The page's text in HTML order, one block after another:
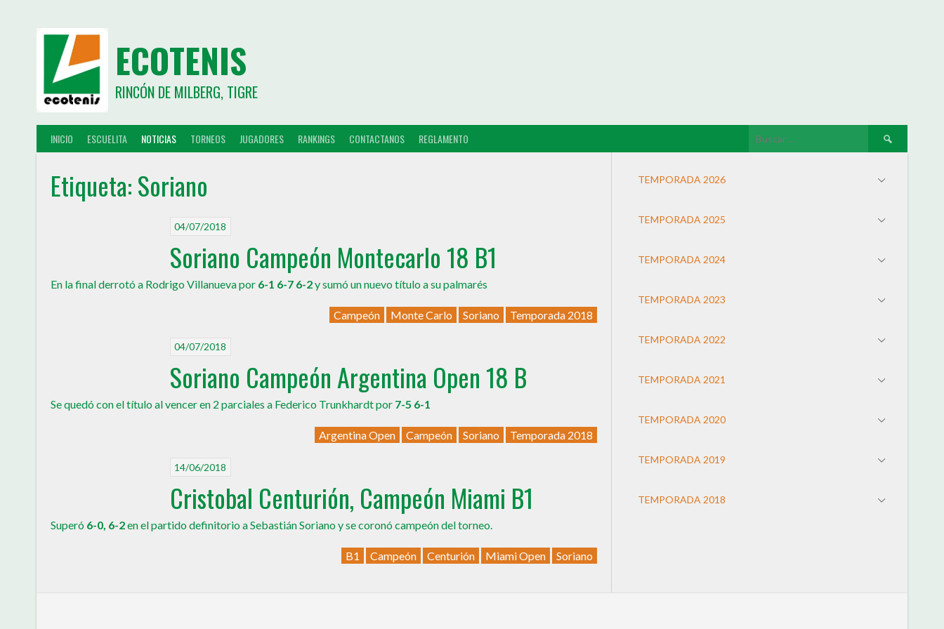
ECOTENIS
RINCÓN DE MILBERG, TIGRE
INICIO ESCUELITA NOTICIAS TORNEOS JUGADORES RANKINGS CONTACTANOS REGLAMENTO
Etiqueta:Soriano
04/07/2018
Soriano Campeón Montecarlo 18 B1
En la final derrotó a Rodrigo Villanueva por 6-1 6-7 6-2y sumó un nuevo título a su palmarés
Campeón Monte Carlo Soriano Temporada 2018
04/07/2018
Soriano Campeón Argentina Open 18 B
Se quedó con el título al vencer en 2 parciales a Federico Trunkhardt por 7-5 6-1
Argentina Open Campeón Soriano Temporada 2018
14/06/2018
Cristobal Centurión, Campeón Miami B1
Superó 6-0, 6-2en el partido definitorio a Sebastián Soriano y se coronó campeón del torneo.
B1 Campeón Centurión Miami Open Soriano
TEMPORADA 2026
TEMPORADA 2025
TEMPORADA 2024
TEMPORADA 2023
TEMPORADA 2022
TEMPORADA 2021
TEMPORADA 2020
TEMPORADA 2019
TEMPORADA 2018